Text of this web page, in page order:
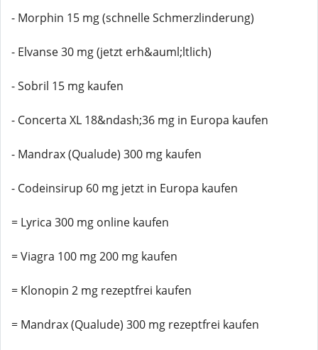
- Morphin 15 mg (schnelle Schmerzlinderung)
- Elvanse 30 mg (jetzt erh&auml;ltlich)
- Sobril 15 mg kaufen
- Concerta XL 18&ndash;36 mg in Europa kaufen
- Mandrax (Qualude) 300 mg kaufen
- Codeinsirup 60 mg jetzt in Europa kaufen
= Lyrica 300 mg online kaufen
= Viagra 100 mg 200 mg kaufen
= Klonopin 2 mg rezeptfrei kaufen
= Mandrax (Qualude) 300 mg rezeptfrei kaufen